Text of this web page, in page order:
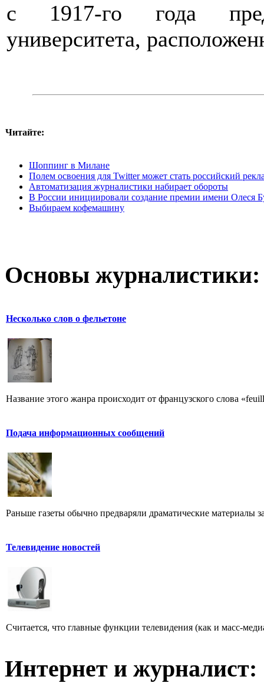
с 1917-го года
университета,
Читайте:
Шоппинг в Милане
Полем освоения для Twitter может стать российский
Автоматизация журналистики набирает обороты
В России инициировали создание премии имени Олеся
Выбираем кофемашину
Основы журналистики:
Несколько слов о фельетоне
Название этого жанра происходит от французского слова
Подача информационных сообщений
Раньше газеты обычно предваряли драматические материалы
Телевидение новостей
Считается, что главные функции телевидения (как и масс-
Интернет и журналист: